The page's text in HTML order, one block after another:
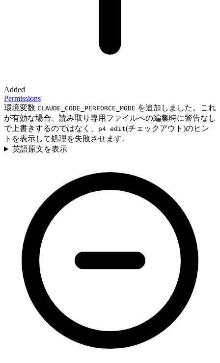
Added
Permissions
環境変数 CLAUDE_CODE_PERFORCE_MODE を追加しました。これ
が有効な場合、読み取り専用ファイルへの編集時に警告なし
で上書きするのではなく、
p4 edit(チェックアウト)のヒン
トを表示して処理を失敗させます。
英語原文を表示